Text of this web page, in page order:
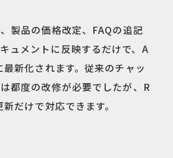
製品の価格改定、FAQの追記
ュメントに反映するだけで、A
新化されます。従来のチャッ
都度の改修が必要でしたが、R
だけで対応できます。